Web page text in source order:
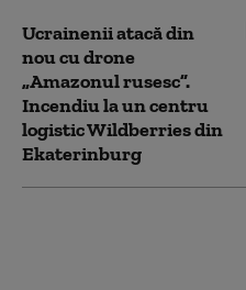
Ucrainenii atacă din
nou cu drone
„Amazonul rusesc”.
Incendiu la un centru
logistic Wildberries din
Ekaterinburg